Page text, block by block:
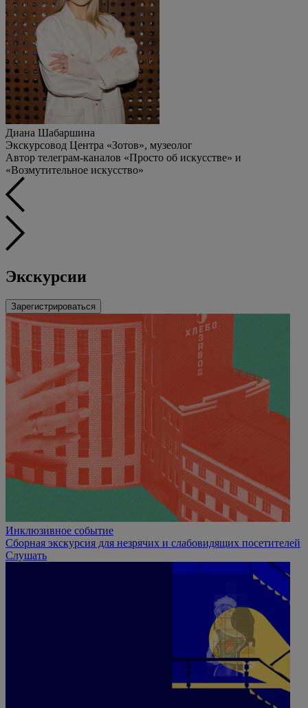
Диана Шабаршина
Экскурсовод Центра «Зотов», музеолог
Автор телеграм-каналов «Просто об искусстве» и
«Возмутительное искусство»
Экскурсии
Зарегистрироваться
Инклюзивное событие
Сборная экскурсия для незрячих и слабовидящих посетителей
Слушать